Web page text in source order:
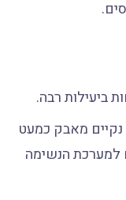
ביעילות רבה.
מאבק כמעט
למערכת הנשימה